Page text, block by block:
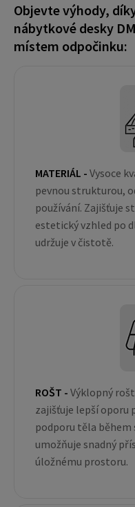
Objevte výhody,
nábytkové desky
místem odpočinku:
MATERIÁL - Vysoce
pevnou strukturou,
používání. Zajišťuje
estetický vzhled po
udržuje v čistotě.
ROŠT - Výklopný
zajišťuje lepší
podporu těla během
umožňuje snadný
úložnému prostoru.